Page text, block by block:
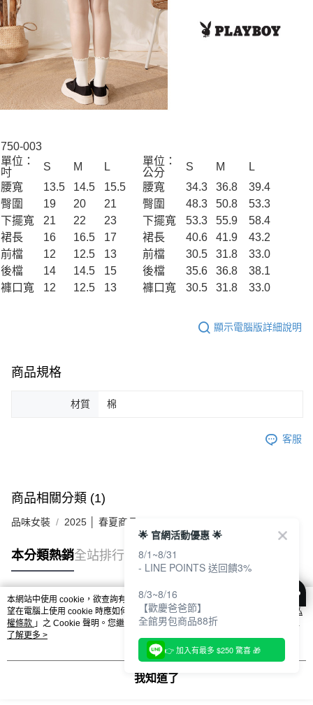
750-003
單位：
吋
S M L
單位：
公分
S M
L
腰寬
13.5 14.5 15.5 腰寬 34.3 36.8
39.4
臀圍
19 20 21 臀圍 48.3 50.8
53.3
下擺寬
21 22 23 下擺寬 53.3 55.9
58.4
裙長
16 16.5 17 裙長 40.6 41.9
43.2
前檔
12 12.5 13 前檔 30.5 31.8
33.0
後檔
14 14.5 15 後檔 35.6 36.8
38.1
褲口寬
12 12.5 13 褲口寬 30.5 31.8 33.0
顯示電腦版詳細說明
商品規格
材質 棉
客服
商品相關分類 (1)
品味女裝 2025 │ 春夏商品
本分類熱銷全站排行
熱門標籤
本網站中使用 cookie，欲查詢有關本網站使用 cookie 方式之詳情，及若您不希
望在電腦上使用 cookie 時應如何變更電腦的 cookie 設定，請參閱本網站「
隱私
權條款 」之 Cookie 聲明。您繼續使用本網站即表示您同意本公司得按本網站使
用條款之 Cookie 聲明使用 cookie。
了解更多 >
我知道了
🌟 官網活動優惠 🌟
8/1~8/31
- LINE POINTS 送回饋3%
8/3~8/16
【歡慶爸爸節】
全館男包商品88折
👉 加入有最多 $250 驚喜 🎁